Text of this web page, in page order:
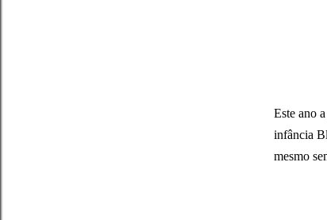
Este ano
infância
mesmo